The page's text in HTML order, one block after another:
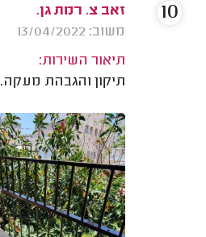
זאב צ. רמת גן.
משוב: 13/04/2022
תיאור השירות:
תיקון והגבהת מעקה.
10